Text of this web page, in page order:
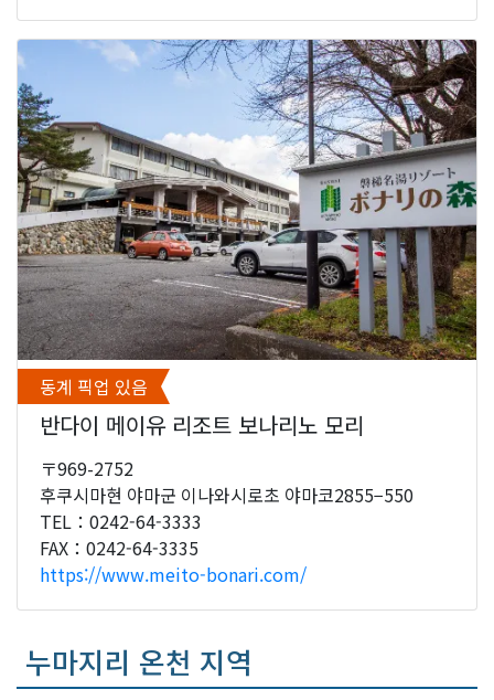
동계 픽업 있음
반다이 메이유 리조트 보나리노 모리
〒969-2752
후쿠시마현 야마군 이나와시로초 야마코2855−550
TEL：0242-64-3333
FAX：0242-64-3335
https://www.meito-bonari.com/
누마지리 온천 지역